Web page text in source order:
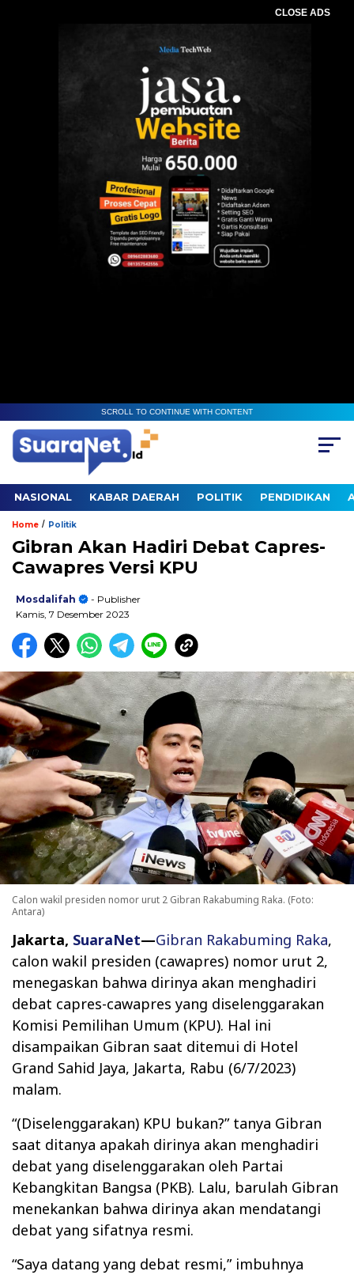
CLOSE ADS
SCROLL TO CONTINUE WITH CONTENT
NASIONAL KABAR DAERAH POLITIK PENDIDIKAN
Home / Politik
Gibran Akan Hadiri Debat Capres-
Cawapres Versi KPU
Mosdalifah
- Publisher
Kamis, 7 Desember 2023
Calon wakil presiden nomor urut 2 Gibran Rakabuming Raka. (Foto:
Antara)
Jakarta, SuaraNet—Gibran Rakabuming Raka,
calon wakil presiden (cawapres) nomor urut 2,
menegaskan bahwa dirinya akan menghadiri
debat capres-cawapres yang diselenggarakan
Komisi Pemilihan Umum (KPU). Hal ini
disampaikan Gibran saat ditemui di Hotel
Grand Sahid Jaya, Jakarta, Rabu (6/7/2023)
malam.
“(Diselenggarakan) KPU bukan?” tanya Gibran
saat ditanya apakah dirinya akan menghadiri
debat yang diselenggarakan oleh Partai
Kebangkitan Bangsa (PKB). Lalu, barulah Gibran
menekankan bahwa dirinya akan mendatangi
debat yang sifatnya resmi.
“Saya datang yang debat resmi,” imbuhnya